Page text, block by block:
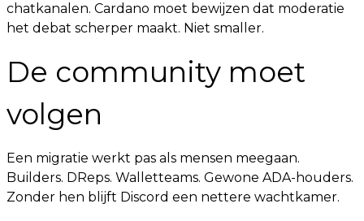
chatkanalen. Cardano moet bewijzen dat moderatie
het debat scherper maakt. Niet smaller.
De community moet
volgen
Een migratie werkt pas als mensen meegaan.
Builders. DReps. Walletteams. Gewone ADA-houders.
Zonder hen blijft Discord een nettere wachtkamer.